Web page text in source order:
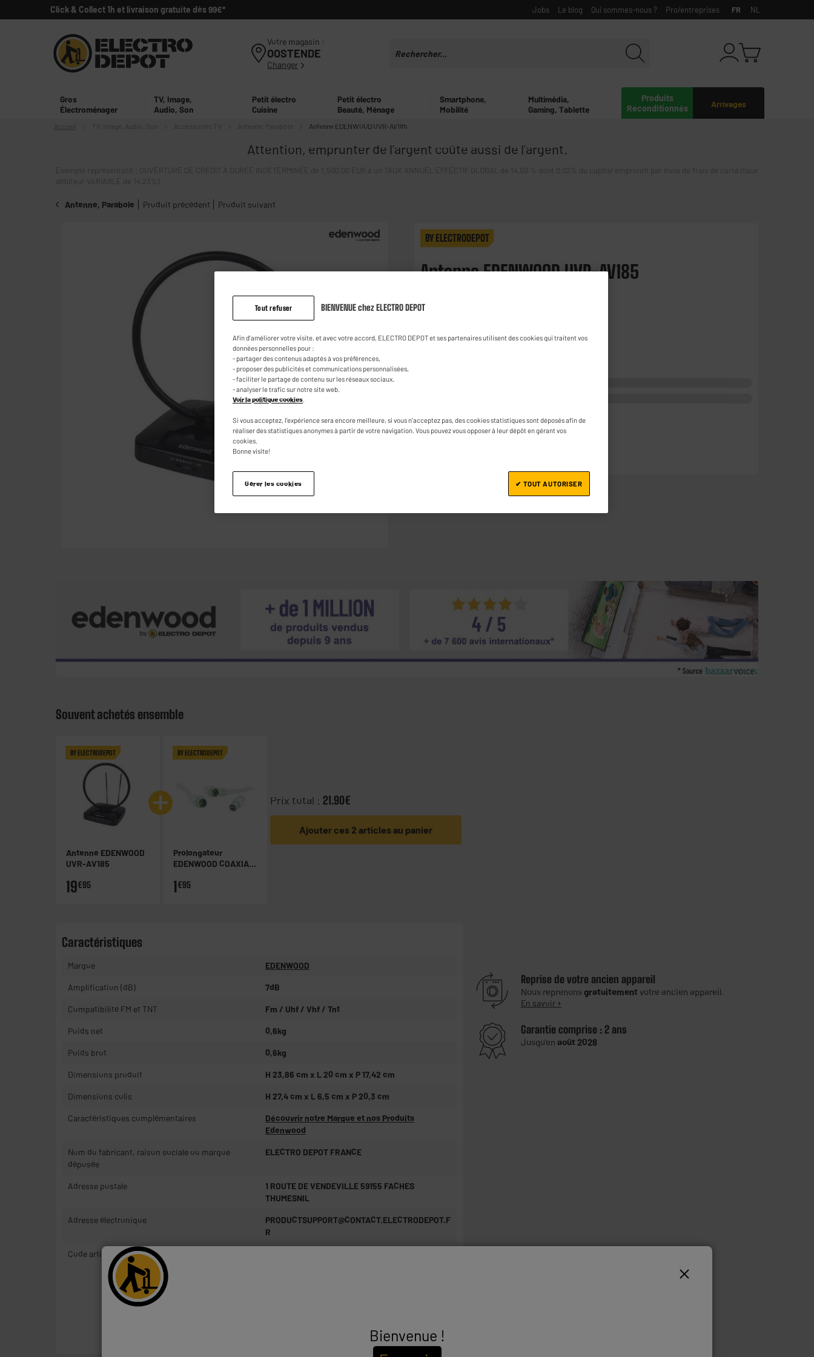
Click & Collect 1h et livraison gratuite dès 99€* Jobs Le blog Qui sommes-nous ? Pro/entreprises FR NL
Votre magasin :
OOSTENDE
Changer
Arrivages
Produits
Reconditionnés
Gros
Électroménager
TV, Image,
Audio, Son
Petit électro
Cuisine
Petit électro
Beauté, Ménage
Smartphone,
Mobilité
Multimédia,
Gaming, Tablette
Accueil Audio, Son Accessoires TV Antenne, Parabole Antenne EDENWOOD UVR-AV185
Attention, emprunter de l'argent coûte aussi de l'argent.
Exemple représentatif : OUVERTURE DE CRÉDIT À DURÉE INDÉTERMINÉE de 1.500,00 EUR à un TAUX ANNUEL EFFECTIF GLOBAL de 14,50 % dont 0,02% du capital emprunté par mois de frais de carte (taux
débiteur VARIABLE de 14,23%).
Antenne, Parabole Produit précédent Produit suivant
BY ELECTRODEPOT
Antenne EDENWOOD UVR-AV185
sur
Ajouter au panier
Souvent achetés ensemble
BY ELECTRODEPOT
Antenne EDENWOOD
UVR-AV185
19€95
BY ELECTRODEPOT
Prolongateur
EDENWOOD COAXIAL
1€95
Prix total : 21.90€
Ajouter ces 2 articles au panier
Reprise de votre ancien appareil
Nous reprenons gratuitement votre ancien appareil.
En savoir +
Garantie comprise : 2 ans
Jusqu'en août 2028
Caractéristiques
Marque EDENWOOD
Amplification (dB) 7dB
Compatibilité FM et TNT Fm / Uhf / Vhf / Tnt
Poids net 0,6kg
Poids brut 0,6kg
Dimensions produit H 23,86 cm x L 20 cm x P 17,42 cm
Dimensions colis H 27,4 cm x L 6,5 cm x P 20,3 cm
Caractéristiques complémentaires
Découvrir notre Marque et nos Produits
Edenwood
Nom du fabricant, raison sociale ou marque
déposée
ELECTRO DEPOT FRANCE
Adresse postale
1 ROUTE DE VENDEVILLE 59155 FACHES
THUMESNIL
Adresse électronique
PRODUCTSUPPORT@CONTACT.ELECTRODEPOT.F
R
Code article
Tout refuser BIENVENUE chez ELECTRO DEPOT
Afin d'améliorer votre visite, et avec votre accord, ELECTRO DEPOT et ses partenaires utilisent des cookies qui traitent vos
données personnelles pour :
- partager des contenus adaptés à vos préférences,
- proposer des publicités et communications personnalisées,
- faciliter le partage de contenu sur les réseaux sociaux,
- analyser le trafic sur notre site web.
Voir la politique cookies
Si vous acceptez, l'expérience sera encore meilleure, si vous n'acceptez pas, des cookies statistiques sont déposés afin de
réaliser des statistiques anonymes à partir de votre navigation. Vous pouvez vous opposer à leur dépôt en gérant vos
cookies.
Bonne visite!
Gérer les cookies ✔ TOUT AUTORISER
Bienvenue !